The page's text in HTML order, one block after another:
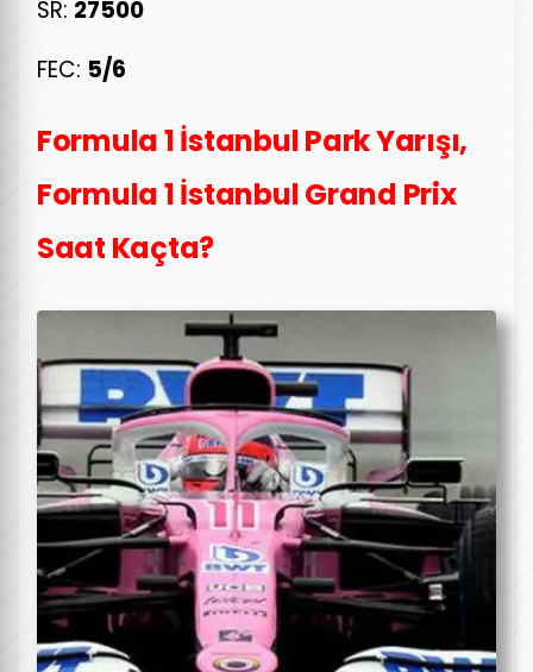
SR: 27500
FEC: 5/6
Formula 1 İstanbul Park Yarışı,
Formula 1 İstanbul Grand Prix
Saat Kaçta?